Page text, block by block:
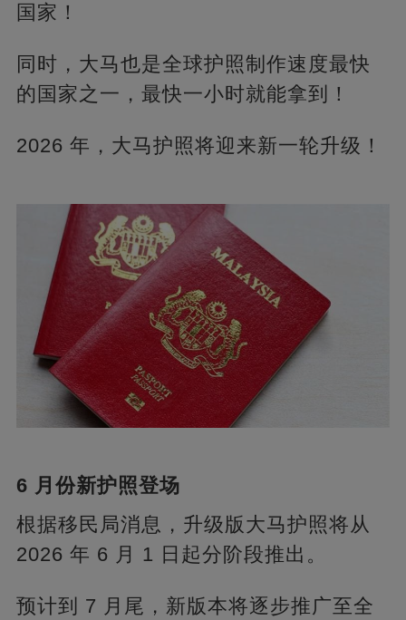
国家！
同时，大马也是全球护照制作速度最快
的国家之一，最快一小时就能拿到！
2026 年，大马护照将迎来新一轮升级！
6 月份新护照登场
根据移民局消息，升级版大马护照将从
2026 年 6 月 1 日起分阶段推出。
预计到 7 月尾，新版本将逐步推广至全